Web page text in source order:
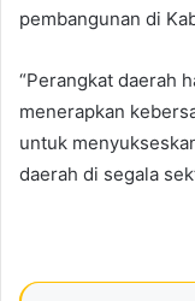
pembangunan di
“Perangkat daerah
menerapkan
untuk
daerah di segala